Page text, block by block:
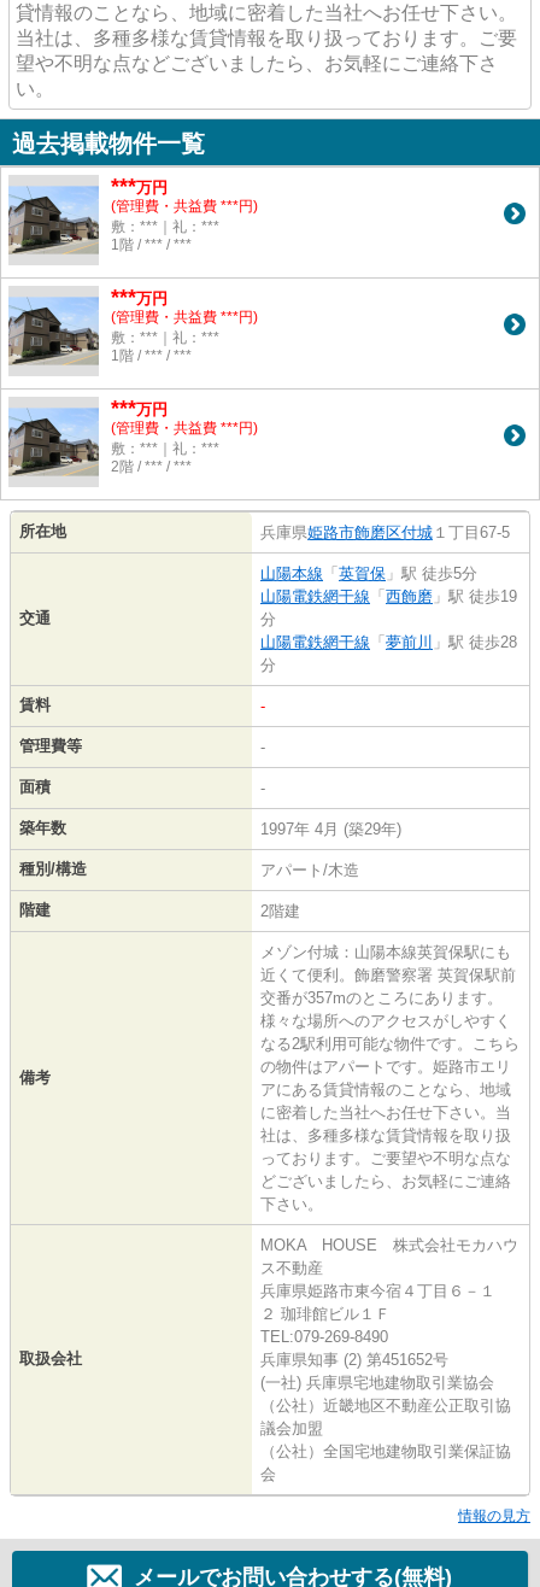
貸情報のことなら、地域に密着した当社へお任せ下さい。
当社は、多種多様な賃貸情報を取り扱っております。ご要
望や不明な点などございましたら、お気軽にご連絡下さ
い。
過去掲載物件一覧
***万円
(管理費・共益費 ***円)
敷：***｜礼：***
1階 / *** / ***
***万円
(管理費・共益費 ***円)
敷：***｜礼：***
1階 / *** / ***
***万円
(管理費・共益費 ***円)
敷：***｜礼：***
2階 / *** / ***
所在地 兵庫県姫路市飾磨区付城 １丁目67-5
交通
山陽本線 「 英賀保 」駅 徒歩5分
山陽電鉄網干線 「 西飾磨 」駅 徒歩19
分
山陽電鉄網干線 「 夢前川 」駅 徒歩28
分
賃料 -
管理費等 -
面積 -
築年数 1997年 4月 (築29年)
種別/構造 アパート/木造
階建 2階建
備考
メゾン付城：山陽本線英賀保駅にも
近くて便利。飾磨警察署 英賀保駅前
交番が357mのところにあります。
様々な場所へのアクセスがしやすく
なる2駅利用可能な物件です。こちら
の物件はアパートです。姫路市エリ
アにある賃貸情報のことなら、地域
に密着した当社へお任せ下さい。当
社は、多種多様な賃貸情報を取り扱
っております。ご要望や不明な点な
どございましたら、お気軽にご連絡
下さい。
取扱会社
MOKA HOUSE 株式会社モカハウ
ス不動産
兵庫県姫路市東今宿４丁目６－１
２ 珈琲館ビル１Ｆ
TEL:079-269-8490
兵庫県知事 (2) 第451652号
(一社) 兵庫県宅地建物取引業協会
（公社）近畿地区不動産公正取引協
議会加盟
（公社）全国宅地建物取引業保証協
会
情報の見方
メールでお問い合わせする(無料)